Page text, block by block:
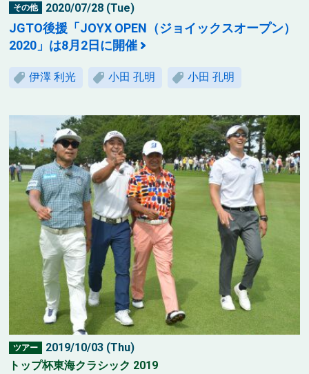
その他 2020/07/28 (Tue)
JGTO後援「JOYX OPEN（ジョイックスオープン）
2020」は8月2日に開催
伊澤 利光 小田 孔明 小田 孔明
ツアー
2019/10/03 (Thu)
トップ杯東海クラシック 2019